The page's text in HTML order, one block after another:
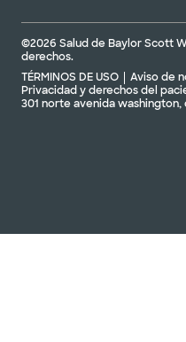
©2026 Salud de Baylor Scott
derechos.
TÉRMINOS DE USO
Aviso de
Privacidad y derechos del
301 norte avenida washington,